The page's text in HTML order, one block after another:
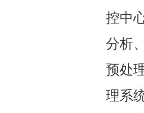
控中
分析
预处
理系